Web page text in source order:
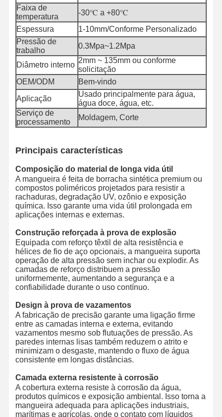
Mangueira resistente ao desgaste
Tubos de sucção de lama
Tubo de mangueira de água
Tubo de mangue de combustível
Tubos hidráulicos de óleo
Tubo de mangueira de cerâmica
Tubos de ácido fosfórico
Tubos metálicos
Flutuação de mangueiras
Mangueira blindada
Faixa de
temperatura
-30℃ a +80℃
Espessura
1-10mm/Conforme Personalizado
Pressão de
trabalho
0.3Mpa~1.2Mpa
Diâmetro interno
2mm ~ 135mm ou conforme
solicitação
OEM/ODM
Bem-vindo
Aplicação
Usado principalmente para água,
água doce, água, etc.
Serviço de
processamento
Moldagem, Corte
Principais características
Composição do material de longa vida útil
A mangueira é feita de borracha sintética premium ou
compostos poliméricos projetados para resistir a
rachaduras, degradação UV, ozônio e exposição
química. Isso garante uma vida útil prolongada em
aplicações internas e externas.
Construção reforçada à prova de explosão
Equipada com reforço têxtil de alta resistência e
hélices de fio de aço opcionais, a mangueira suporta
operação de alta pressão sem inchar ou explodir. As
camadas de reforço distribuem a pressão
uniformemente, aumentando a segurança e a
confiabilidade durante o uso contínuo.
Design à prova de vazamentos
A fabricação de precisão garante uma ligação firme
entre as camadas interna e externa, evitando
vazamentos mesmo sob flutuações de pressão. As
paredes internas lisas também reduzem o atrito e
minimizam o desgaste, mantendo o fluxo de água
consistente em longas distâncias.
Camada externa resistente à corrosão
A cobertura externa resiste à corrosão da água,
produtos químicos e exposição ambiental. Isso torna a
mangueira adequada para aplicações industriais,
marítimas e agrícolas, onde o contato com líquidos